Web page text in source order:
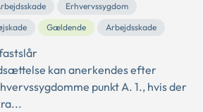
Erhvervssygdom
Gældende Arbejdsskade
kan anerkendes efter
punkt A. 1., hvis der